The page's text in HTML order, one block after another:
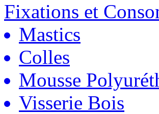
Fixations et
Mastics
Colles
Mousse
Visserie Bois